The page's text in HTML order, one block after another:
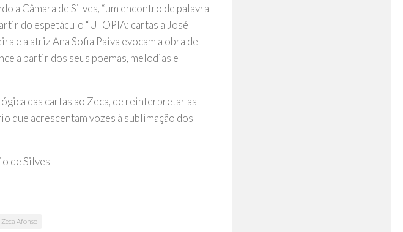
a Câmara de Silves, “um encontro de palavra
do espetáculo “UTOPIA: cartas a José
e a atriz Ana Sofia Paiva evocam a obra de
a partir dos seus poemas, melodias e
das cartas ao Zeca, de reinterpretar as
que acrescentam vozes à sublimação dos
de Silves
Afonso